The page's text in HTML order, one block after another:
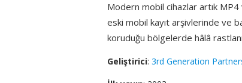
Modern mobil cihazlar artık
eski mobil kayıt arşivlerinde ve
koruduğu bölgelerde hâlâ
Geliştirici: 3rd Generation